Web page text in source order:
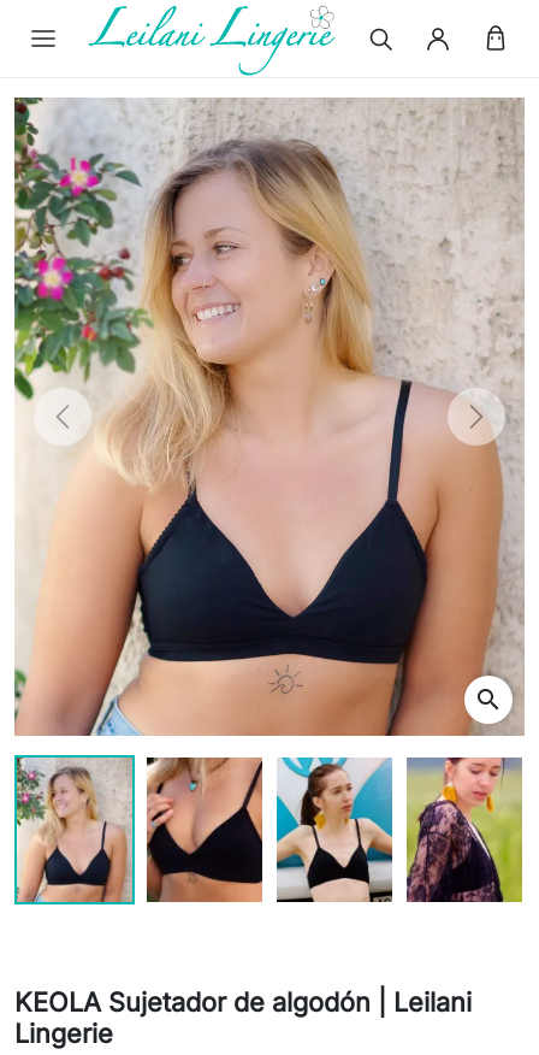
Previous Next
search
KEOLA Sujetador de algodón | Leilani
Lingerie